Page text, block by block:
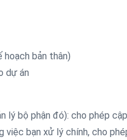
hoạch bản thân)
dự án
lý bộ phận đó): cho phép
việc bạn xử lý chính, cho